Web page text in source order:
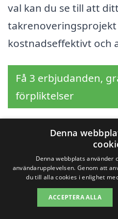
val kan du se till att ditt
kostnadseffektivt och
Få 3 erbjudanden,
förpliktelser
Sök efter en
Denna
Denna webbplats använder
användarupplevelsen. Genom att
du till alla cookies i enlighet
ACCEPTERA ALLA